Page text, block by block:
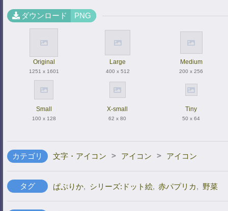
ダウンロード PNG
Original
1251 x 1601
Large
400 x 512
Medium
200 x 256
Small
100 x 128
X-small
62 x 80
Tiny
50 x 64
カテゴリ 文字・アイコン > アイコン > アイコン
タグ ぱぷりか, シリーズ:ドット絵, 赤パプリカ, 野菜